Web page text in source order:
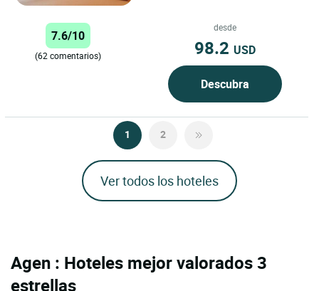
7.6/10
(62 comentarios)
desde
98.2 USD
Descubra
1 2
Ver todos los hoteles
Agen : Hoteles mejor valorados 3
estrellas